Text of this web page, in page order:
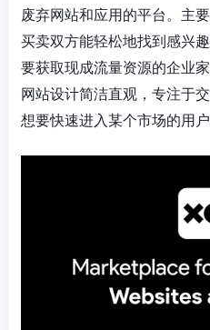
废弃网站和应用的平台。主
买卖双方能轻松地找到感兴
要获取现成流量资源的企业
网站设计简洁直观，专注于
想要快速进入某个市场的用